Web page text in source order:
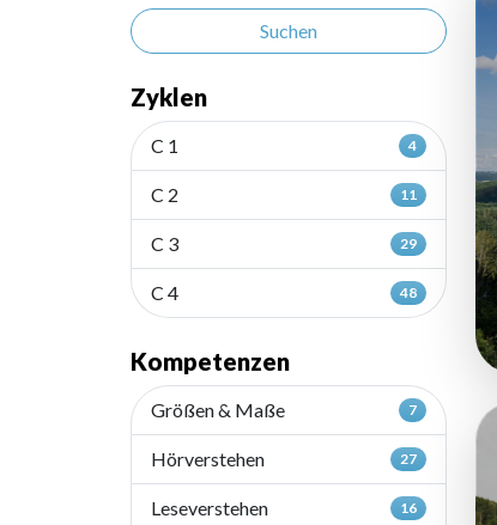
Suchen
Zyklen
C 1 4
C 2 11
C 3 29
C 4 48
Kompetenzen
Größen & Maße 7
Hörverstehen 27
Leseverstehen 16